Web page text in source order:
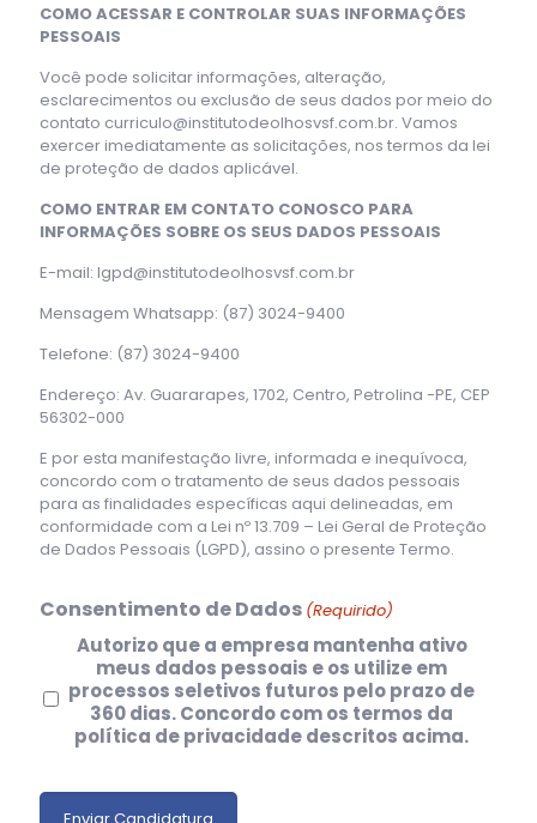
COMO ACESSAR E CONTROLAR SUAS INFORMAÇÕES
PESSOAIS
Você pode solicitar informações, alteração,
esclarecimentos ou exclusão de seus dados por meio do
contato curriculo@institutodeolhosvsf.com.br. Vamos
exercer imediatamente as solicitações, nos termos da lei
de proteção de dados aplicável.
COMO ENTRAR EM CONTATO CONOSCO PARA
INFORMAÇÕES SOBRE OS SEUS DADOS PESSOAIS
E-mail: lgpd@institutodeolhosvsf.com.br
Mensagem Whatsapp: (87) 3024-9400
Telefone: (87) 3024-9400
Endereço: Av. Guararapes, 1702, Centro, Petrolina -PE, CEP
56302-000
E por esta manifestação livre, informada e inequívoca,
concordo com o tratamento de seus dados pessoais
para as finalidades específicas aqui delineadas, em
conformidade com a Lei nº 13.709 – Lei Geral de Proteção
de Dados Pessoais (LGPD), assino o presente Termo.
Consentimento de Dados (Requirido)
Autorizo que a empresa mantenha ativo
meus dados pessoais e os utilize em
processos seletivos futuros pelo prazo de
360 dias. Concordo com os termos da
política de privacidade descritos acima.